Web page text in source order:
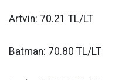
Artvin: 70.21 TL/LT
Batman: 70.80 TL/LT